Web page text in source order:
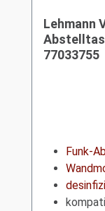
Lehmann
77033755
Funk-